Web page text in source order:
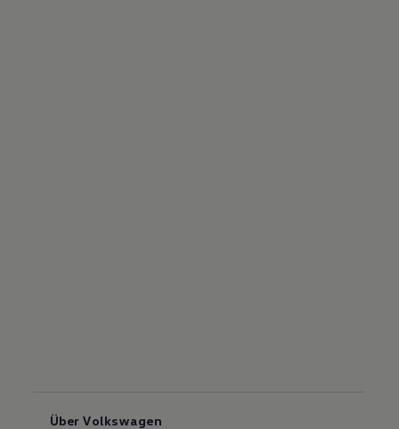
Über Volkswagen